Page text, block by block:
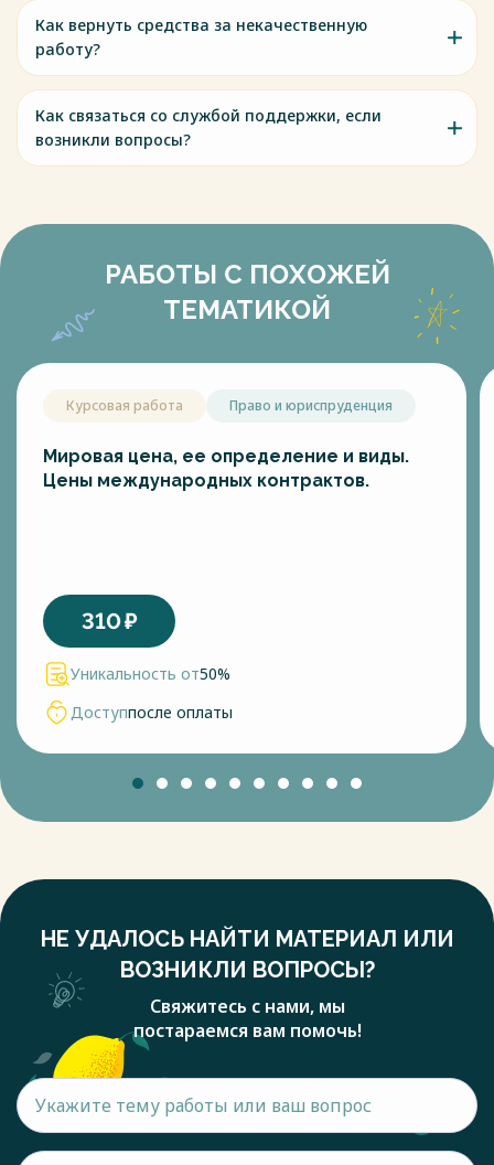
Как вернуть средства за некачественную
работу?
Как связаться со службой поддержки, если
возникли вопросы?
РАБОТЫ С ПОХОЖЕЙ
ТЕМАТИКОЙ
Курсовая работа Право и юриспруденция
Мировая цена, ее определение и виды.
Цены международных контрактов.
310₽
Уникальность от50%
Доступпосле оплаты
НЕ УДАЛОСЬ НАЙТИ МАТЕРИАЛ ИЛИ
ВОЗНИКЛИ ВОПРОСЫ?
Свяжитесь с нами, мы
постараемся вам помочь!